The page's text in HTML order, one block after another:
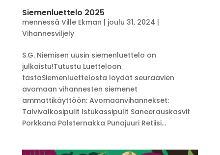
Siemenluettelo 2025
mennessä Ville Ekman | joulu 31, 2024 |
Vihannesviljely
S.G. Niemisen uusin siemenluettelo on
julkaistu!Tutustu Luetteloon
tästäSiemenluettelosta löydät seuraavien
avomaan vihannesten siemenet
ammattikäyttöön: Avomaanvihannekset:
Talvivalkosipulit Istukassipulit Saneerauskasvit
Porkkana Palsternakka Punajuuri Retiisi...